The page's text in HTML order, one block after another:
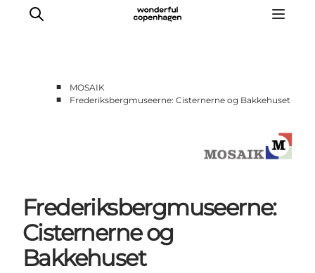
Podcast
Nyhedsbrev
Om Mosaik
■
MOSAIK
■
Frederiksbergmuseerne: Cisternerne og Bakkehuset
Frederiksbergmuseerne:
Cisternerne og
Bakkehuset